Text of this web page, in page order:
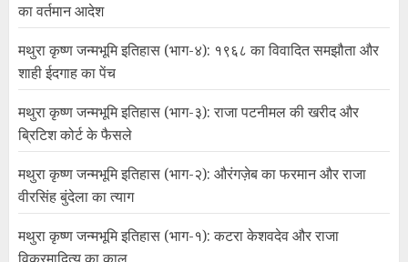
का वर्तमान आदेश
मथुरा कृष्ण जन्मभूमि इतिहास (भाग-४): १९६८ का विवादित समझौता और
शाही ईदगाह का पेंच
मथुरा कृष्ण जन्मभूमि इतिहास (भाग-३): राजा पटनीमल की खरीद और
ब्रिटिश कोर्ट के फैसले
मथुरा कृष्ण जन्मभूमि इतिहास (भाग-२): औरंगज़ेब का फरमान और राजा
वीरसिंह बुंदेला का त्याग
मथुरा कृष्ण जन्मभूमि इतिहास (भाग-१): कटरा केशवदेव और राजा